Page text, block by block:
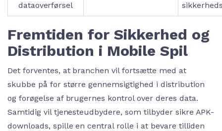
dataoverførsel
Fremtiden for Sikkerhed og
Distribution i Mobile Spil
Det forventes, at branchen vil fortsætte med at
skubbe på for større gennemsigtighed i distribution
og forøgelse af brugernes kontrol over deres data.
Samtidig vil tjenesteudbydere, som tilbyder sikre APK-
downloads, spille en central rolle i at bevare tilliden